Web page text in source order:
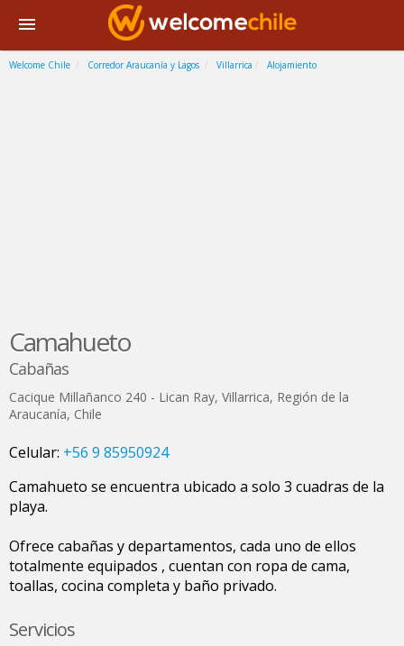
Welcome Chile Corredor Araucanía y Lagos Villarrica Alojamiento
Camahueto
Cabañas
Cacique Millañanco 240 - Lican Ray, Villarrica, Región de la
Araucanía, Chile
Celular: +56 9 85950924
Camahueto se encuentra ubicado a solo 3 cuadras de la
playa.
Ofrece cabañas y departamentos, cada uno de ellos
totalmente equipados , cuentan con ropa de cama,
toallas, cocina completa y baño privado.
Servicios